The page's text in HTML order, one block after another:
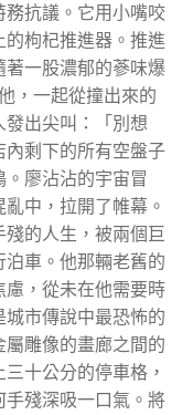
抗議。它用小嘴咬
枸杞推進器。推進
一股濃郁的蔘味爆
，一起從撞出來的
出尖叫：「別想
剩下的所有空盤子
廖沾沾的宇宙冒
中，拉開了帷幕。
殘的人生，被兩個巨
車。他那輛老舊的
，從未在他需要時
市傳說中最恐怖的
雕像的畫廊之間的
十公分的停車格，
殘深吸一口氣。將